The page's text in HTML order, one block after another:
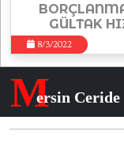
GÜLTAK
8/3/2022
Mersin Ceride